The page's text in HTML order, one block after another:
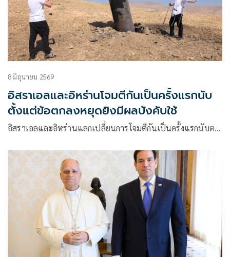
8 มิถุนายน 2569
อิสราเอลและอิหร่านโจมตีกันเป็นครั้งแรกนับ
ตั้งแต่ข้อตกลงหยุดยิงมีผลบังคับใช้
อิสราเอลและอิหร่านแลกเปลี่ยนการโจมตีกันเป็นครั้งแรกนับต…